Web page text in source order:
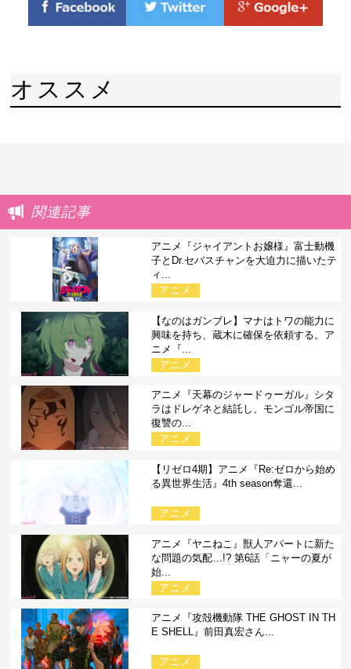
オススメ
関連記事
アニメ『ジャイアントお嬢様』富士動機
子とDr.セバスチャンを大迫力に描いたテ
ィ...
アニメ
【なのはガンブレ】マナはトワの能力に
興味を持ち、蔵木に確保を依頼する。ア
ニメ『...
アニメ
アニメ『天幕のジャードゥーガル』シタ
ラはドレゲネと結託し、モンゴル帝国に
復讐の...
アニメ
【リゼロ4期】アニメ『Re:ゼロから始め
る異世界生活』4th season奪還...
アニメ
アニメ『ヤニねこ』獣人アパートに新た
な問題の気配…!? 第6話「ニャーの夏が
始...
アニメ
アニメ『攻殻機動隊 THE GHOST IN TH
E SHELL』前田真宏さん...
アニメ